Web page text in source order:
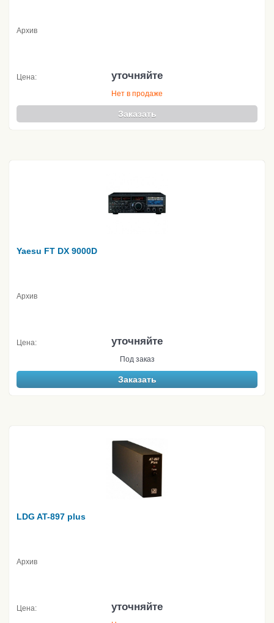
Архив
Цена: уточняйте
Нет в продаже
Заказать
Yaesu FT DX 9000D
Архив
Цена: уточняйте
Под заказ
Заказать
LDG AT-897 plus
Архив
Цена: уточняйте